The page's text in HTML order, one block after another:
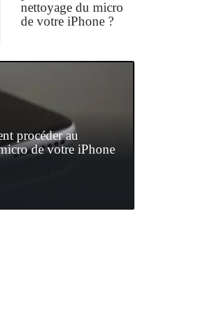
nettoyage du micro
de votre iPhone ?
procéder au
de votre iPhone